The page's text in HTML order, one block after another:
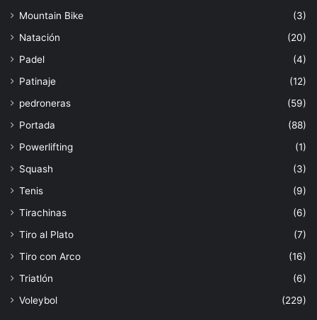
Mountain Bike
(3)
Natación
(20)
Padel
(4)
Patinaje
(12)
pedroneras
(59)
Portada
(88)
Powerlifting
(1)
Squash
(3)
Tenis
(9)
Tirachinas
(6)
Tiro al Plato
(7)
Tiro con Arco
(16)
Triatlón
(6)
Voleybol
(229)